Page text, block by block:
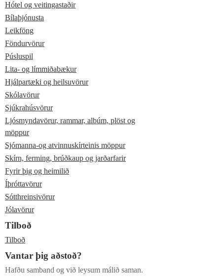
Hótel og veitingastaðir
Bílaþjónusta
Leikföng
Föndurvörur
Púsluspil
Lita- og límmiðabækur
Hjálpartæki og heilsuvörur
Skólavörur
Sjúkrahúsvörur
Ljósmyndavörur, rammar, albúm, plöst og
möppur
Sjómanna-og atvinnuskírteinis möppur
Skírn, ferming, brúðkaup og jarðarfarir
Fyrir þig og heimilið
Íþróttavörur
Sótthreinsivörur
Jólavörur
Tilboð
Tilboð
Vantar þig aðstoð?
Hafðu samband og við leysum málið saman.